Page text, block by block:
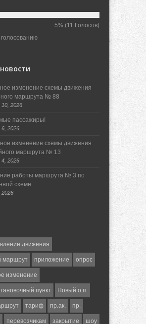
5% (11 Голосов)
изменение схемы движения
маршрута № 88
2026
пассажиры!
2026
изменение схемы движения
маршрута № 13
2026
работы маршрута № 3 по
схеме
2026
движения
маршрут приложение опрос
изменение
пункт Новый о.п.
тариф пр.ак. пр.
перевозчикам закрытие шоу